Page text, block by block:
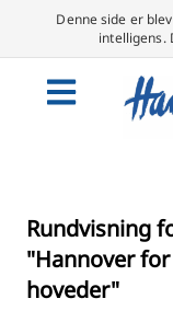
Denne side er
intelligens.
Rundvisning
"Hannover
hoveder"